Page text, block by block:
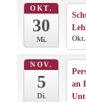
OKT.
30
Mi. Okt.
NOV.
5
Di.
an